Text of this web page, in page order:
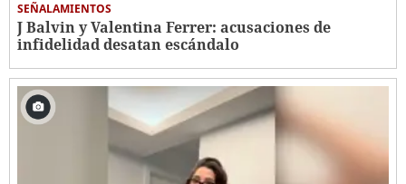
SEÑALAMIENTOS
J Balvin y Valentina Ferrer: acusaciones de
infidelidad desatan escándalo